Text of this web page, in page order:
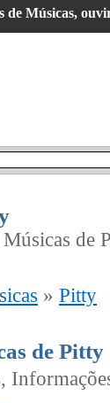
Músicas,
de
» Pitty
de Pitty